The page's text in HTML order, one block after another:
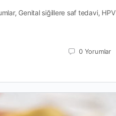
Genital siğillere saf tedavi, HPV
0 Yorumlar